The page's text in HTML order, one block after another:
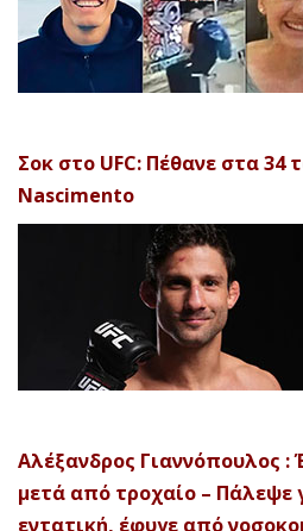
Σοκ στο UFC: Πέθανε στα 34
Nascimento
Αλέξανδρος Γιαννόπουλος :
μετά από τροχαίο – Πάλεψε
εντατική, έφυγε από